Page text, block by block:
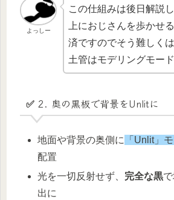
よっしー
この仕組みは後日解説
上におじさんを歩かせ
済ですのでそう難しく
土管はモデリングモー
✅ 2. 奥の黒板で背景をUnlitに
地面や背景の奥側に 「Unlit」
配置
光を一切反射せず、 完全な黒
出に